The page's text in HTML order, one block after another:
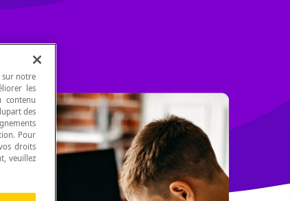
sur notre
les
contenu
des
Pour
droits
veuillez